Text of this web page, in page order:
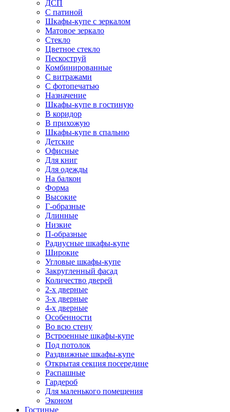
ДСП
С патиной
Шкафы-купе с зеркалом
Матовое зеркало
Стекло
Цветное стекло
Пескоструй
Комбинированные
С витражами
С фотопечатью
Назначение
Шкафы-купе в гостиную
В коридор
В прихожую
Шкафы-купе в спальню
Детские
Офисные
Для книг
Для одежды
На балкон
Форма
Высокие
Г-образные
Длинные
Низкие
П-образные
Радиусные шкафы-купе
Широкие
Угловые шкафы-купе
Закругленный фасад
Количество дверей
2-х дверные
3-х дверные
4-х дверные
Особенности
Во всю стену
Встроенные шкафы-купе
Под потолок
Раздвижные шкафы-купе
Открытая секция посередине
Распашные
Гардероб
Для маленького помещения
Эконом
Гостиные